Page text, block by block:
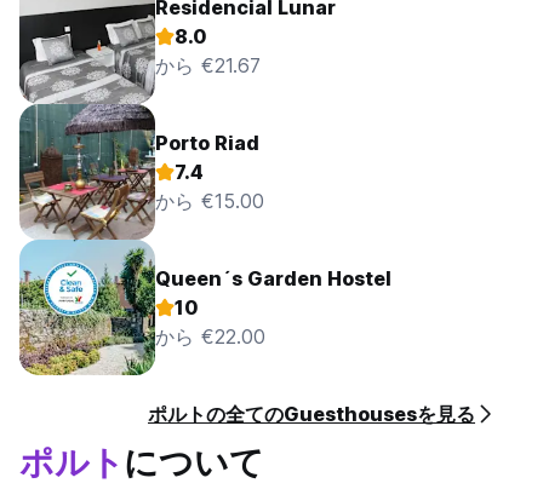
Residencial Lunar
8.0
から €21.67
Porto Riad
7.4
から €15.00
Queen´s Garden Hostel
10
から €22.00
ポルトの全てのGuesthousesを見る
ポルトについて